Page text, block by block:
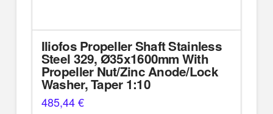
Iliofos Propeller Shaft Stainless
Steel 329, Ø35x1600mm With
Propeller Nut/Zinc Anode/Lock
Washer, Taper 1:10
485,44€